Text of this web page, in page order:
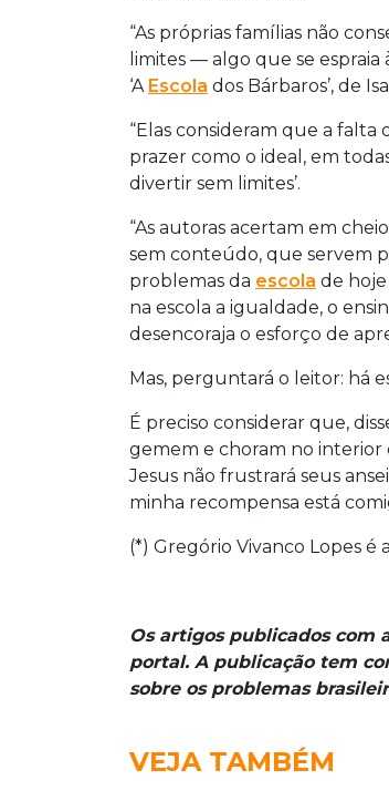
“As próprias famílias não
limites — algo que se
‘A Escola dos Bárbaros’, de
“Elas consideram que a falta
prazer como o ideal, em
divertir sem limites’.
“As autoras acertam em
sem conteúdo, que servem
problemas da escola de hoje
na escola a igualdade, o
desencoraja o esforço de
Mas, perguntará o leitor: há
É preciso considerar que,
gemem e choram no interior
Jesus não frustrará seus
minha recompensa está
(*) Gregório Vivanco Lopes é
Os artigos publicados com
portal. A publicação tem
sobre os problemas
VEJA TAMBÉM